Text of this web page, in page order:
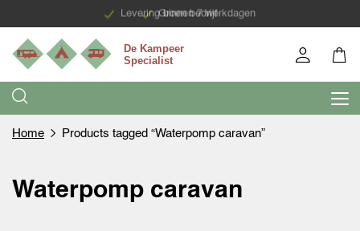
Groen bedrijf
Levering binnen 7 werkdagen
Home Products tagged “Waterpomp caravan”
Waterpomp caravan